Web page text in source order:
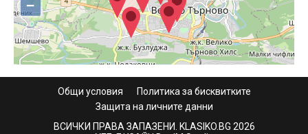
−
Общи условия
Политика за бисквитките
Защита на личните данни
ВСИЧКИ ПРАВА ЗАПАЗЕНИ. KLASIKO.BG 2026